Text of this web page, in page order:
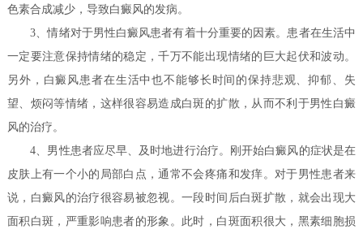
色素合成减少，导致白癜风的发病。
3、情绪对于男性白癜风患者有着十分重要的因素。患者在生活中
一定要注意保持情绪的稳定，千万不能出现情绪的巨大起伏和波动。
另外，白癜风患者在生活中也不能够长时间的保持悲观、抑郁、失
望、烦闷等情绪，这样很容易造成白斑的扩散，从而不利于男性白癜
风的治疗。
4、男性患者应尽早、及时地进行治疗。刚开始白癜风的症状是在
皮肤上有一个小的局部白点，通常不会疼痛和发痒。对于男性患者来
说，白癜风的治疗很容易被忽视。一段时间后白斑扩散，就会出现大
面积白斑，严重影响患者的形象。此时，白斑面积很大，黑素细胞损